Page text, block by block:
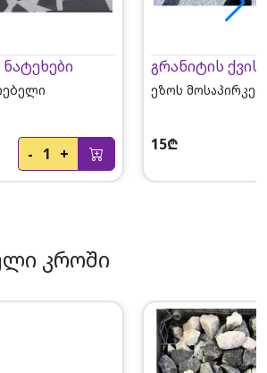
- 1 +
გრანიტის ქვის
ეზოს
15₾
კროში